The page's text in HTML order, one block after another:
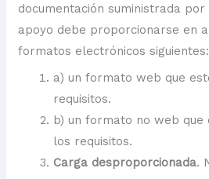
documentación suministrada
apoyo debe proporcionarse en
formatos electrónicos siguientes:
a) un formato web que
requisitos.
b) un formato no web que
los requisitos.
Carga desproporcionada.